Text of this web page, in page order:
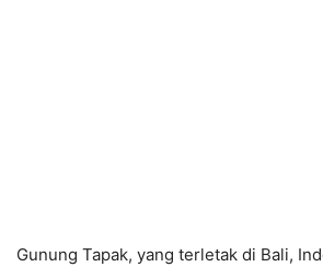
Gunung Tapak, yang terletak di Bali,